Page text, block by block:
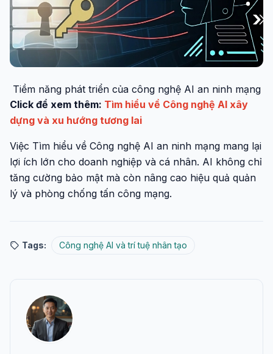
Tiềm năng phát triển của công nghệ AI an ninh mạng
Click để xem thêm: Tìm hiểu về Công nghệ AI xây
dựng và xu hướng tương lai
Việc Tìm hiểu về Công nghệ AI an ninh mạng mang lại
lợi ích lớn cho doanh nghiệp và cá nhân. AI không chỉ
tăng cường bảo mật mà còn nâng cao hiệu quả quản
lý và phòng chống tấn công mạng.
Tags: Công nghệ AI và trí tuệ nhân tạo